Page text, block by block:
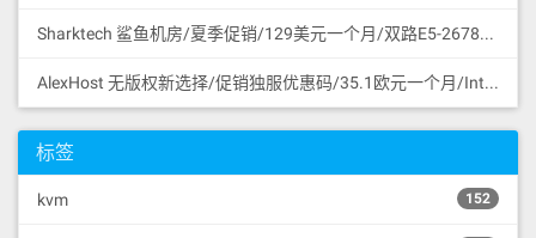
Sharktech 鲨鱼机房/夏季促销/129美元一个月/双路E5-2678v3/64GB内存/1TB NVMe SSD/1Gbps/无限流量/60Gbps DDoS保护/3网直连/洛杉矶/支持支付宝
AlexHost 无版权新选择/促销独服优惠码/35.1欧元一个月/Intel I5 CPU/4G DDR3/1TB SATA HDD/无限流量/共享1Gbps/DDoS保护/摩尔多瓦/无版权
标签
kvm 152